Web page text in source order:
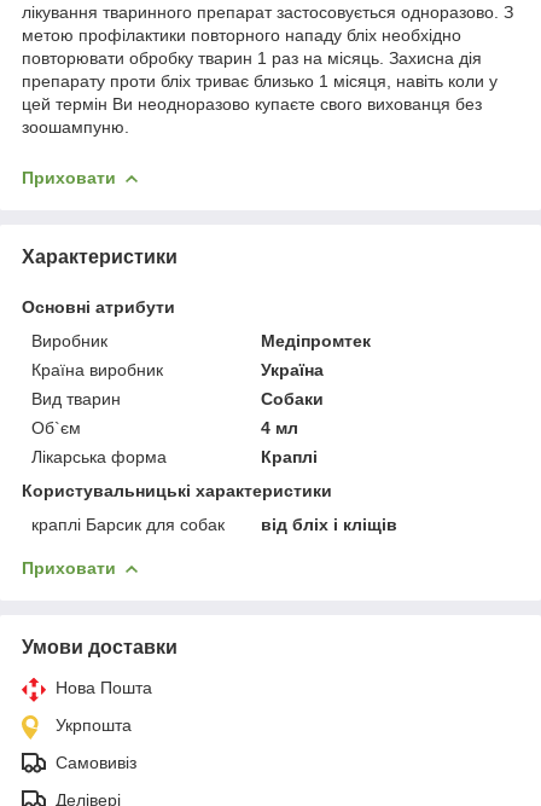
лікування тваринного препарат застосовується одноразово. З
метою профілактики повторного нападу бліх необхідно
повторювати обробку тварин 1 раз на місяць. Захисна дія
препарату проти бліх триває близько 1 місяця, навіть коли у
цей термін Ви неодноразово купаєте свого вихованця без
зоошампуню.
Приховати
Характеристики
Основні атрибути
Виробник
Медіпромтек
Країна виробник
Україна
Вид тварин
Собаки
Об`єм
4 мл
Лікарська форма
Краплі
Користувальницькі характеристики
краплі Барсик для собак
від бліх і кліщів
Приховати
Умови доставки
Нова Пошта
Укрпошта
Самовивіз
Делівері